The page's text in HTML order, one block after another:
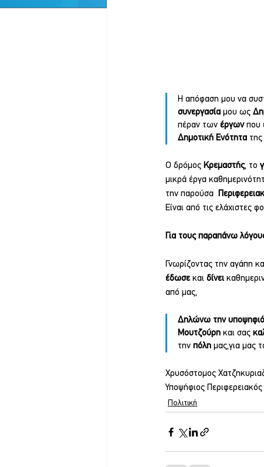
Η απόφαση μου να
συνεργασία μου ως
πέραν των έργων που
Δημοτική Ενότητα της
Ο δρόμος Κρεμαστής, το
μικρά έργα
την παρούσα
Είναι από τις ελάχιστες
Για τους παραπάνω
Γνωρίζοντας την αγάπη
έδωσε και δίνει
από μας,
Δηλώνω την
Μουτζούρη και σας
την πόλη μας,για μας
Χρυσόστομος
Υποψήφιος
Πολιτική